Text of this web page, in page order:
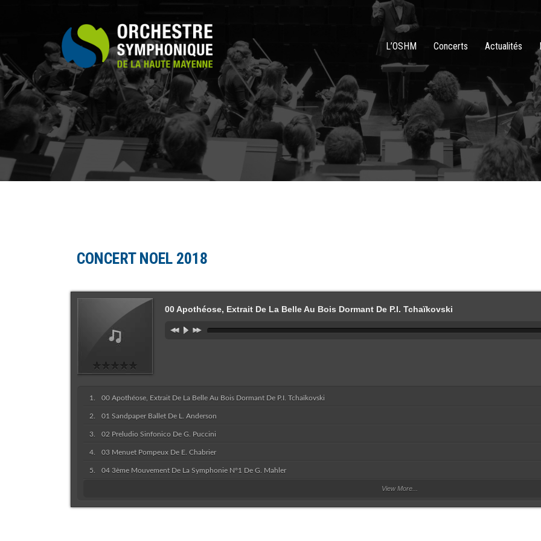
L’OSHM Concerts Actualités
CONCERT NOEL 2018
00 Apothéose, Extrait De La Belle Au Bois Dormant De P.I. Tchaïkovski
00 Apothéose, Extrait De La Belle Au Bois Dormant De P.I. Tchaïkovski
01 Sandpaper Ballet De L. Anderson
02 Preludio Sinfonico De G. Puccini
03 Menuet Pompeux De E. Chabrier
04 3ème Mouvement De La Symphonie N°1 De G. Mahler
View More...